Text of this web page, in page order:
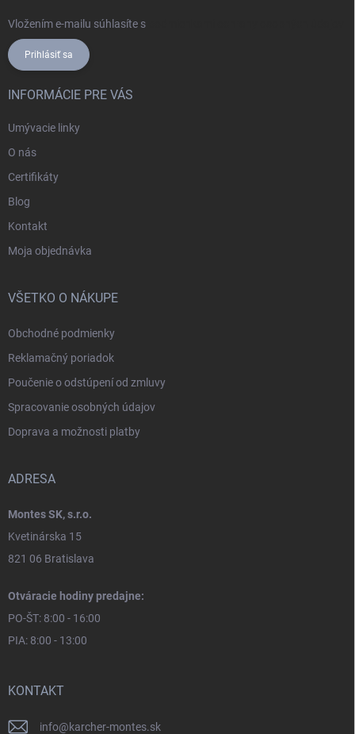
Vložením e-mailu súhlasíte s
Prihlásiť sa
INFORMÁCIE PRE VÁS
Umývacie linky
O nás
Certifikáty
Blog
Kontakt
Moja objednávka
VŠETKO O NÁKUPE
Obchodné podmienky
Reklamačný poriadok
Poučenie o odstúpení od zmluvy
Spracovanie osobných údajov
Doprava a možnosti platby
ADRESA
Montes SK, s.r.o.
Kvetinárska 15
821 06 Bratislava
Otváracie hodiny predajne:
PO-ŠT: 8:00 - 16:00
PIA: 8:00 - 13:00
KONTAKT
info@karcher-montes.sk